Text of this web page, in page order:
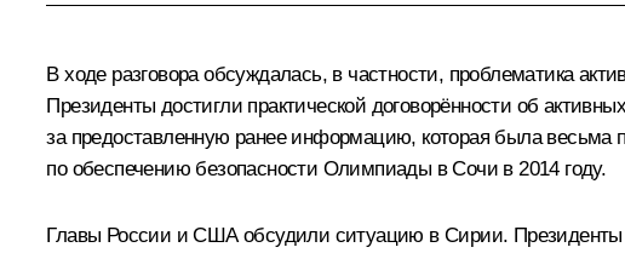
В ходе разговора обсуждалась, в частности, проблематика
Президенты достигли практической договорённости об
за предоставленную ранее информацию, которая была весьма
по обеспечению безопасности Олимпиады в Сочи в 2014 году.
Главы России и США обсудили ситуацию в Сирии. Президенты